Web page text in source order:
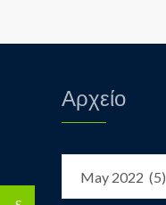
Αρχείο
May 2022 (5)